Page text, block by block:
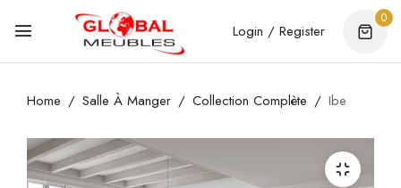
Login / Register
0
Home Salle À Manger Collection Complète Ibe